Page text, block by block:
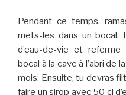
Pendant ce temps,
mets-les dans un bocal.
d’eau-de-vie et
bocal à la cave à l’abri de
mois. Ensuite, tu devras
faire un sirop avec 50 cl